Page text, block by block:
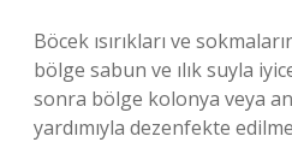
Böcek ısırıkları ve
bölge sabun ve ılık suyla
sonra bölge kolonya veya
yardımıyla dezenfekte